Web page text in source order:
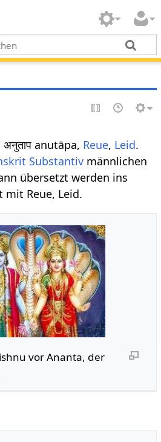
अनुताप anutāpa, Reue, Leid.
Substantiv männlichen
übersetzt werden ins
mit Reue, Leid.
vor Ananta, der